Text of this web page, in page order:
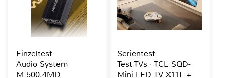
Einzeltest
Audio System
M-500.4MD
Serientest
Test TVs · TCL SQD-
Mini-LED-TV X11L +